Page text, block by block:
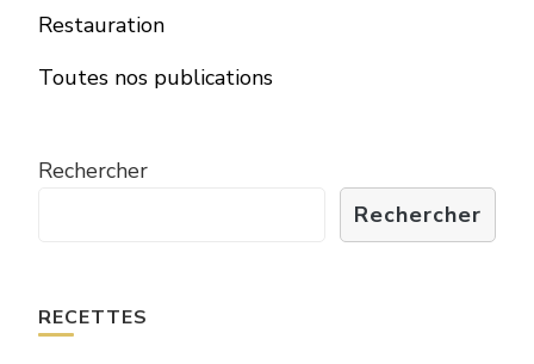
Restauration
Toutes nos publications
Rechercher
Rechercher
RECETTES